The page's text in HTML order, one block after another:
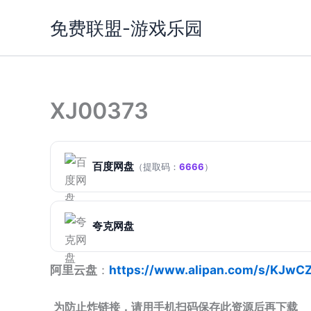
免费联盟-游戏乐园
XJ00373
百度网盘 （提取码： 6666）
夸克网盘
阿里云盘 ： https://www.alipan.com/s/
为防止炸链接，请用手机扫码保存此资源后再下载